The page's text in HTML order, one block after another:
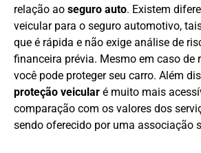
relação ao seguro auto. Existem
veicular para o seguro automotivo,
que é rápida e não exige análise de
financeira prévia. Mesmo em caso de
você pode proteger seu carro. Além
proteção veicular é muito mais
comparação com os valores dos
sendo oferecido por uma associação